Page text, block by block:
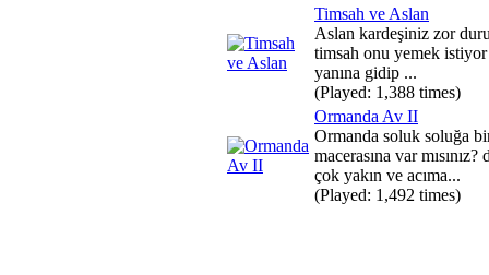
Timsah ve Aslan
Aslan kardeşiniz zor
timsah onu yemek
yanına gidip ...
(Played: 1,388 times)
Ormanda Av II
Ormanda soluk soluğa
macerasına var mısınız?
çok yakın ve acıma...
(Played: 1,492 times)